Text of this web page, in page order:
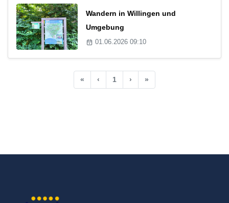
Wandern in Willingen und
Umgebung
01.06.2026 09:10
« ‹ 1 › »